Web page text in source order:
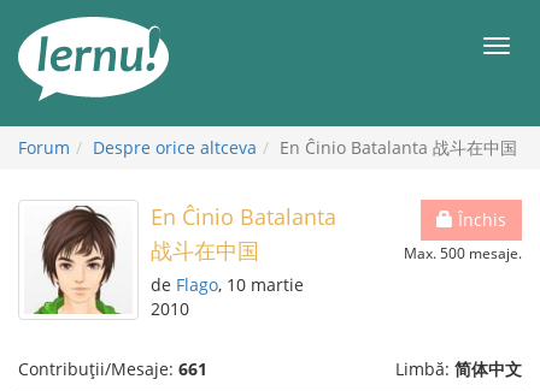
conținut
Forum Despre orice altceva En Ĉinio Batalanta 战斗在中国
Închis
Max. 500 mesaje.
En Ĉinio Batalanta
战斗在中国
de Flago, 10 martie
2010
Contribuții/Mesaje: 661 Limbă: 简体中文